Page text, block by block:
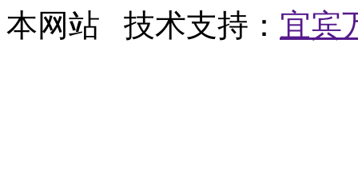
本网站 技术支持： 宜宾